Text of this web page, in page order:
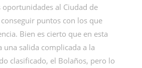
al Ciudad de
puntos con los que
Bien es cierto que en esta
una salida complicada a la
clasificado, el Bolaños, pero lo